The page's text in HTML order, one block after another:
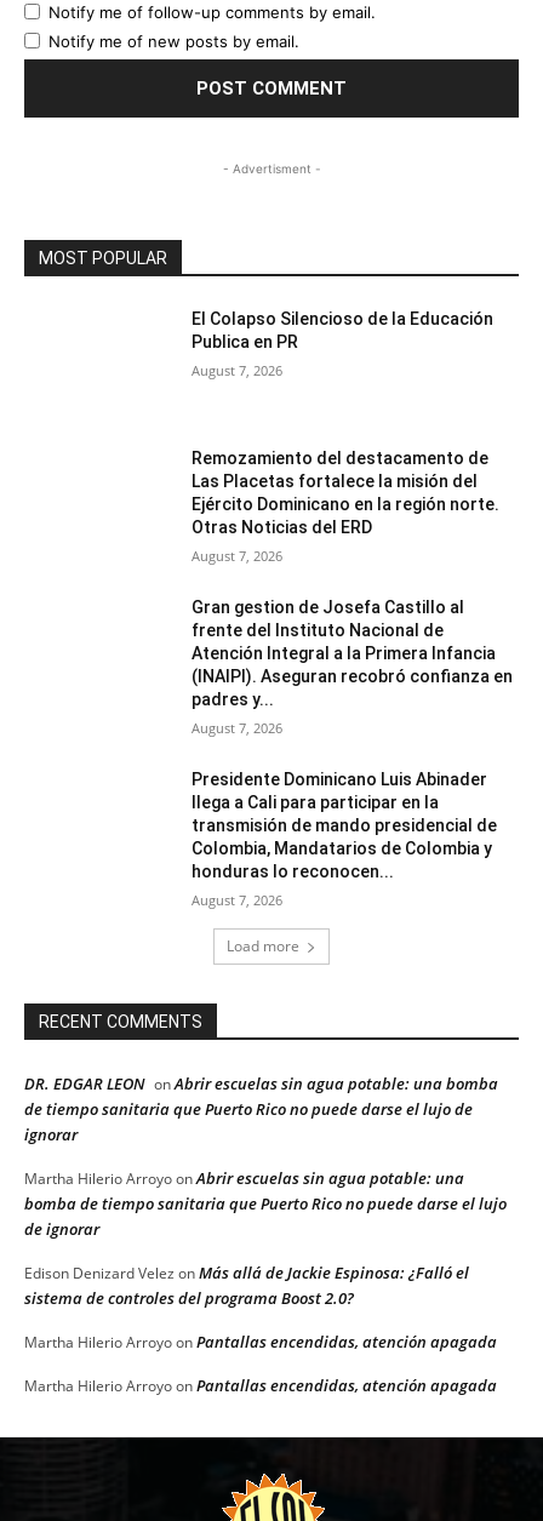
Notify me of follow-up comments by email.
Notify me of new posts by email.
- Advertisment -
MOST POPULAR
El Colapso Silencioso de la Educación
Publica en PR
August 7, 2026
Remozamiento del destacamento de
Las Placetas fortalece la misión del
Ejército Dominicano en la región norte.
Otras Noticias del ERD
August 7, 2026
Gran gestion de Josefa Castillo al
frente del Instituto Nacional de
Atención Integral a la Primera Infancia
(INAIPI). Aseguran recobró confianza en
padres y...
August 7, 2026
Presidente Dominicano Luis Abinader
llega a Cali para participar en la
transmisión de mando presidencial de
Colombia, Mandatarios de Colombia y
honduras lo reconocen...
August 7, 2026
Load more
RECENT COMMENTS
DR. EDGAR LEON onAbrir escuelas sin agua potable: una bomba
de tiempo sanitaria que Puerto Rico no puede darse el lujo de
ignorar
Martha Hilerio ArroyoonAbrir escuelas sin agua potable: una
bomba de tiempo sanitaria que Puerto Rico no puede darse el lujo
de ignorar
Edison Denizard Velez onMás allá de Jackie Espinosa: ¿Falló el
sistema de controles del programa Boost 2.0?
Martha Hilerio ArroyoonPantallas encendidas, atención apagada
Martha Hilerio ArroyoonPantallas encendidas, atención apagada